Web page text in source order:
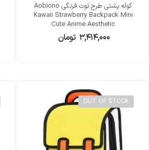
کوله پشتی طرح توت فرنگی Aobiono
Kawaii Strawberry Backpack Mini
Cute Anime Aesthetic
۳,۴۱۴,۰۰۰ تومان
OUT OF STOCK